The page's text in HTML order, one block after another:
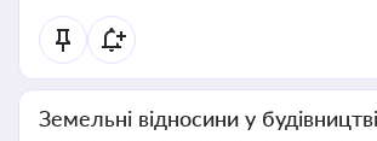
Земельні відносини у будівництві